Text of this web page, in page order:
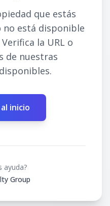
que estás
no está disponible
la URL o
de nuestras
inicio
ayuda?
Group